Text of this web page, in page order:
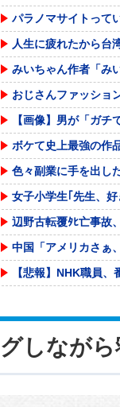
パラノマサイトって
人生に疲れたから台
みいちゃん作者「み
おじさんファッショ
【画像】男が「ガ
ボケて史上最強の作
色々副業に手を出し
女子小学生｢先生、
辺野古転覆ﾀﾋ亡事故
中国「アメリカさぁ
【悲報】NHK職員
遠方の海岸にヒグ
グラボ、国内価格4
【悲報】桐谷さん「
しなが